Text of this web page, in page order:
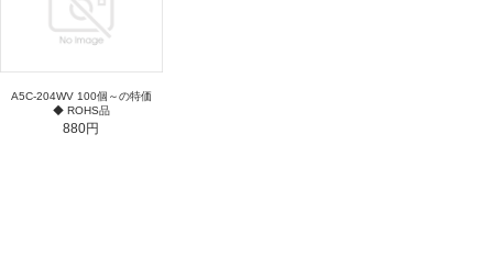
A5C-204WV 100個～の特価
◆ ROHS品
880円